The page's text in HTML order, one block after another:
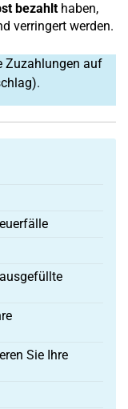
bezahlthaben,
verringert werden.
Zuzahlungen auf
Sie Ihre